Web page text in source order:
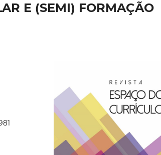
E (SEMI) FORMAÇÃO